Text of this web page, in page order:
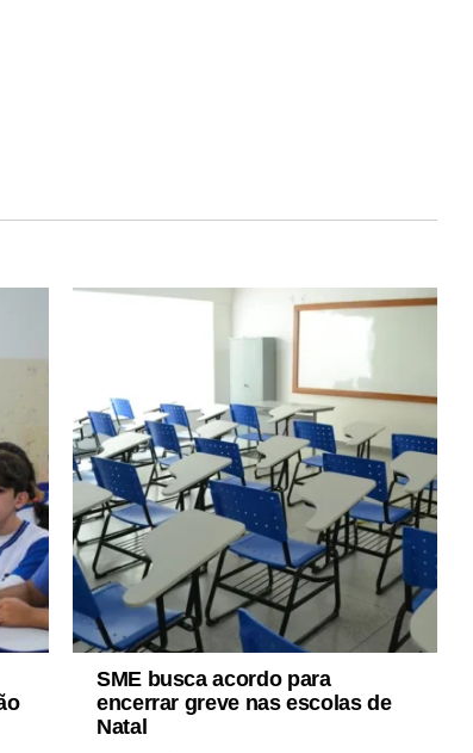
SME busca acordo para
encerrar greve nas escolas de
Natal